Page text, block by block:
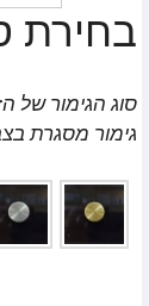
בחירת
סוג הגימור של
גימור מסגרת